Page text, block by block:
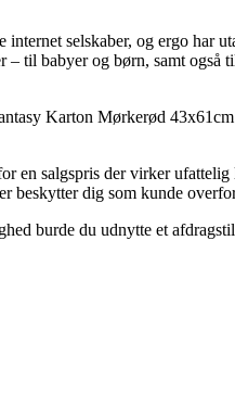
selskaber, og ergo har
til babyer og børn, samt også
Karton Mørkerød
en salgspris der virker ufattelig
dig som kunde
burde du udnytte et